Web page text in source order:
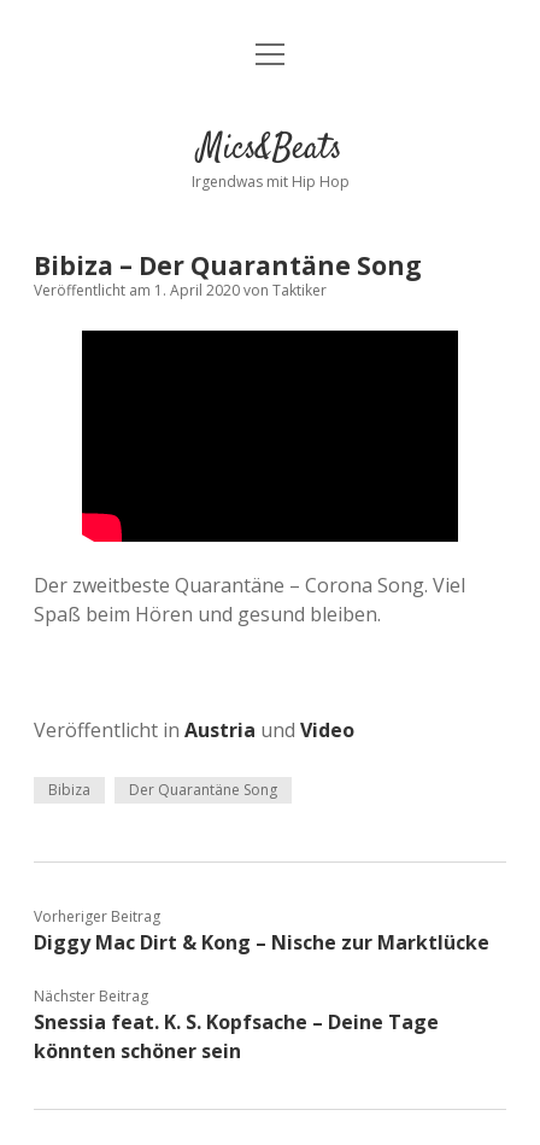
Kontakt
facebookinstagram
bandcamp
spotify
Menü
Mics&Beats
Irgendwas mit Hip Hop
Bibiza – Der Quarantäne Song
Veröffentlicht am 1. April 2020von Taktiker
Der zweitbeste Quarantäne – Corona Song. Viel
Spaß beim Hören und gesund bleiben.
Veröffentlicht in Austria und Video
Bibiza Der Quarantäne Song
Vorheriger Beitrag
Diggy Mac Dirt & Kong – Nische zur Marktlücke
Nächster Beitrag
Snessia feat. K. S. Kopfsache – Deine Tage
könnten schöner sein